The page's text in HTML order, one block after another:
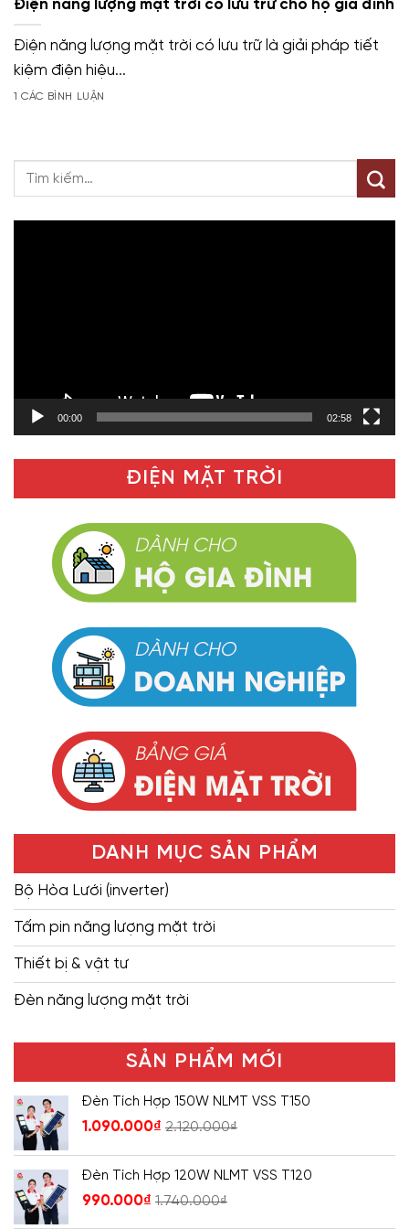
Điện năng lượng mặt trời có lưu trữ cho hộ gia đình
Điện năng lượng mặt trời có lưu trữ là giải pháp tiết
kiệm điện hiệu...
1 CÁC BÌNH LUẬN
00:00 02:58
ĐIỆN MẶT TRỜI
DANH MỤC SẢN PHẨM
Bộ Hòa Lưới (inverter)
Tấm pin năng lượng mặt trời
Thiết bị & vật tư
Đèn năng lượng mặt trời
SẢN PHẨM MỚI
Đèn Tích Hợp 150W NLMT VSS T150
1.090.000₫ 2.120.000₫
Đèn Tích Hợp 120W NLMT VSS T120
990.000₫ 1.740.000₫